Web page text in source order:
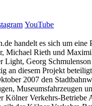
YouTube
handelt es sich um
Michael Rieth und
Light, Georg
an diesem Projekt
2007 den
Museumsfahrzeugen
Kölner Verkehrs-Betriebe